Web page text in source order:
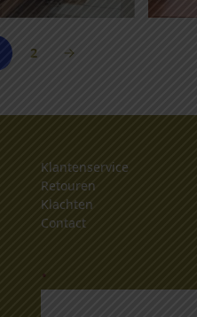
2
Klantenservice
Retouren
Klachten
Contact
.